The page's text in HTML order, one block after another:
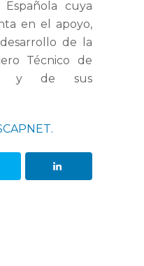
cuya
en el apoyo,
de la
Técnico de
y de sus